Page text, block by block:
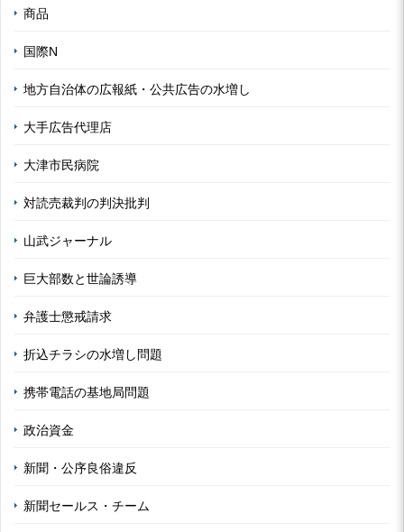
商品
国際N
地方自治体の広報紙・公共広告の水増し
大手広告代理店
大津市民病院
対読売裁判の判決批判
山武ジャーナル
巨大部数と世論誘導
弁護士懲戒請求
折込チラシの水増し問題
携帯電話の基地局問題
政治資金
新聞・公序良俗違反
新聞セールス・チーム